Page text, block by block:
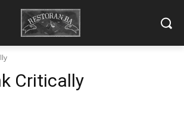
Critically